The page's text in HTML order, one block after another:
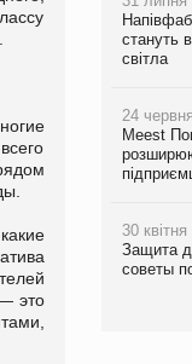
это
стануть
світла
24
Meest
30
Защита
советы